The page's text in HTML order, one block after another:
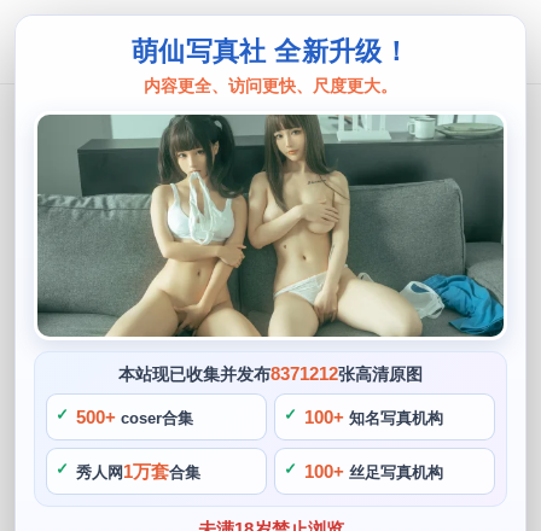
萌仙写真社 全新升级！
内容更全、访问更快、尺度更大。
本站现已收集并发布8371212张高清原图
500+ coser合集 100+ 知名写真机构
秀人网 1万套合集 100+ 丝足写真机构
夏鸽鸽不想起床全套最新作品，记录最
美时光。
阙知风
2024 年 5 月 30 日 15:01:21
1094
首页 > 夏鸽鸽 > 正文
夏鸽鸽的作品集《不想起床》最近推出了全套最新作品，是一
位COS博主，这是一本记录她最美时光的集锦，无论是角色扮
演的造型还是场景搭配。都有一定的创意与追求，快乐而自信
地生活着，让人不禁为她的才华鼓掌。还涵盖了她的私人生